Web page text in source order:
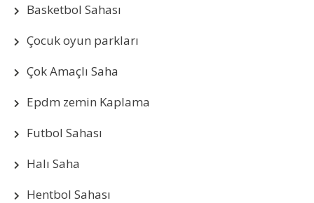
Basketbol Sahası
Çocuk oyun parkları
Çok Amaçlı Saha
Epdm zemin Kaplama
Futbol Sahası
Halı Saha
Hentbol Sahası